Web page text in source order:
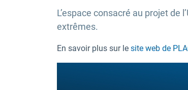
L’espace consacré au projet de
extrêmes.
En savoir plus sur le site web de